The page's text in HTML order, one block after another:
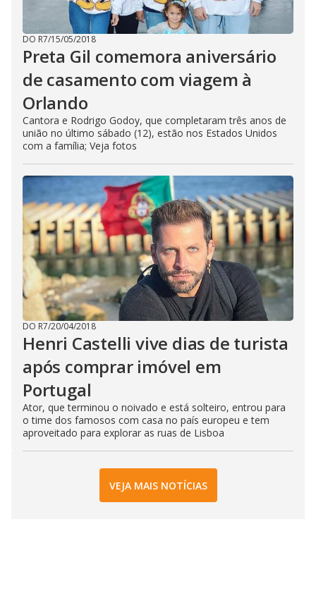
DO R7/15/05/2018
Preta Gil comemora aniversário
de casamento com viagem à
Orlando
Cantora e Rodrigo Godoy, que completaram três anos de
união no último sábado (12), estão nos Estados Unidos
com a família; Veja fotos
DO R7/20/04/2018
Henri Castelli vive dias de turista
após comprar imóvel em
Portugal
Ator, que terminou o noivado e está solteiro, entrou para
o time dos famosos com casa no país europeu e tem
aproveitado para explorar as ruas de Lisboa
VEJA MAIS NOTÍCIAS